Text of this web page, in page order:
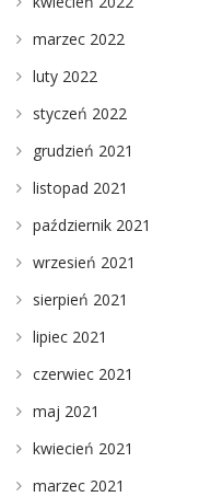
marzec 2022
luty 2022
styczeń 2022
grudzień 2021
listopad 2021
październik 2021
wrzesień 2021
sierpień 2021
lipiec 2021
czerwiec 2021
maj 2021
kwiecień 2021
marzec 2021